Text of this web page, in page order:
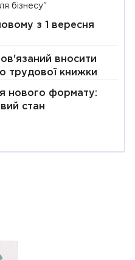
бізнесу"
з 1 вересня
вносити
трудової книжки
нового формату:
стан